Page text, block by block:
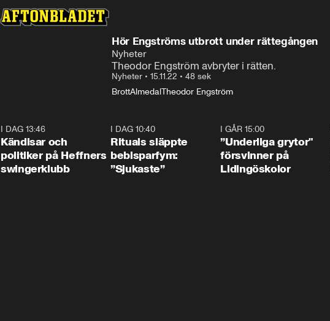
Hör Engströms utbrott under rättegången
Nyheter
Theodor Engström avbryter i rätten.
Nyheter • 15.11.22 • 48 sek
BrottAlmedalTheodor Engström
I DAG 13:46
Kändisar och
politiker på Heffners
swingerklubb
I DAG 10:40
Rituals släppte
bebisparfym:
”Sjukaste”
I GÅR 15:00
”Underliga grytor"
försvinner på
Lidingöskolor